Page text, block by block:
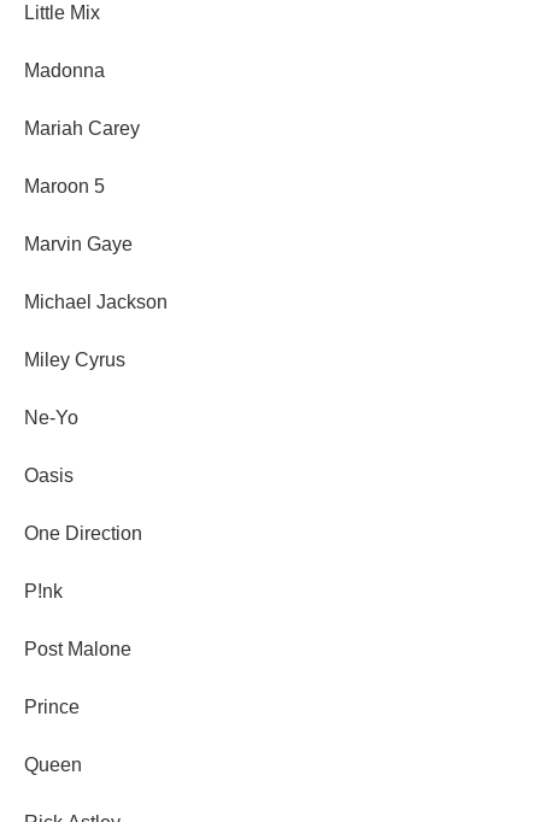
Little Mix
Madonna
Mariah Carey
Maroon 5
Marvin Gaye
Michael Jackson
Miley Cyrus
Ne-Yo
Oasis
One Direction
P!nk
Post Malone
Prince
Queen